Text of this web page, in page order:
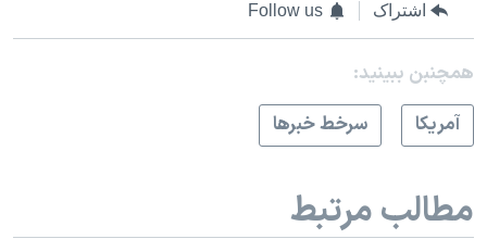
اشتراک Follow us
همچنبن ببینید:
آمريکا
سرخط خبرها
مطالب مرتبط